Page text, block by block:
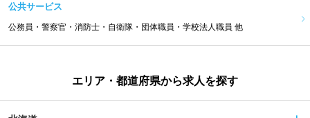
公共サービス
公務員・警察官・消防士・自衛隊・団体職員・学校法人職員 他
エリア・都道府県から求人を探す